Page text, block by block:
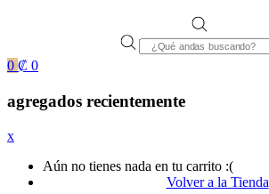
Products
search
0 ₡ 0
agregados recientemente
x
Aún no tienes nada en tu carrito :(
Volver a la Tienda